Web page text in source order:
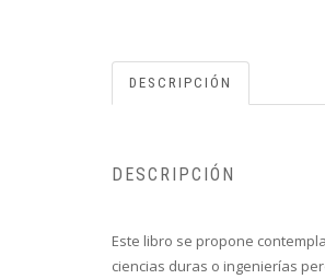
DESCRIPCIÓN
DESCRIPCIÓN
Este libro se propone
ciencias duras o ingenierías